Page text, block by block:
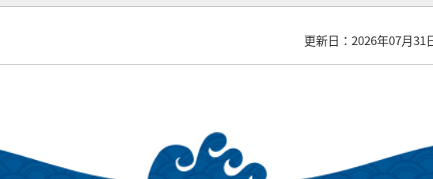
更新日：2026年07月31